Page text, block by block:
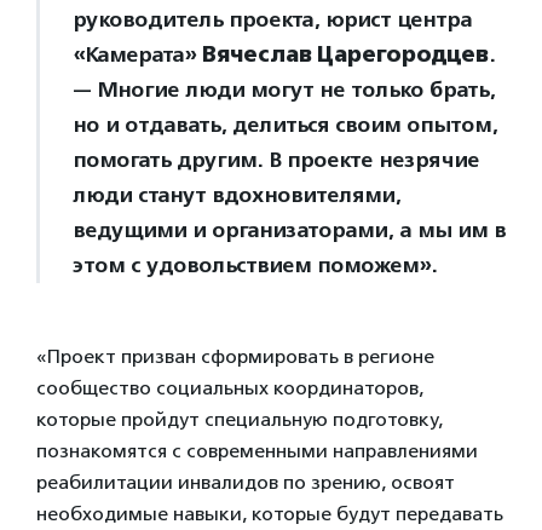
руководитель проекта, юрист центра
«Камерата» Вячеслав Царегородцев.
— Многие люди могут не только брать,
но и отдавать, делиться своим опытом,
помогать другим. В проекте незрячие
люди станут вдохновителями,
ведущими и организаторами, а мы им в
этом с удовольствием поможем».
«Проект призван сформировать в регионе
сообщество социальных координаторов,
которые пройдут специальную подготовку,
познакомятся с современными направлениями
реабилитации инвалидов по зрению, освоят
необходимые навыки, которые будут передавать